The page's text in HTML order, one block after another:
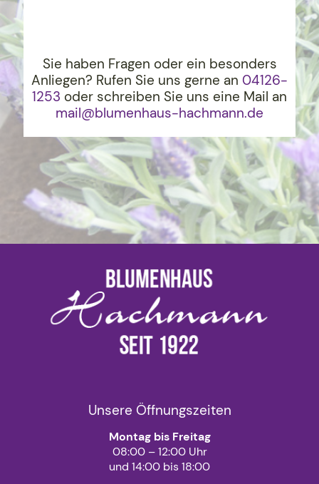
Sie haben Fragen oder ein besonders
Anliegen? Rufen Sie uns gerne an 04126-
1253 oder schreiben Sie uns eine Mail an
mail@blumenhaus-hachmann.de
Unsere Öffnungszeiten
Montag bis Freitag
08:00 – 12:00 Uhr
und 14:00 bis 18:00